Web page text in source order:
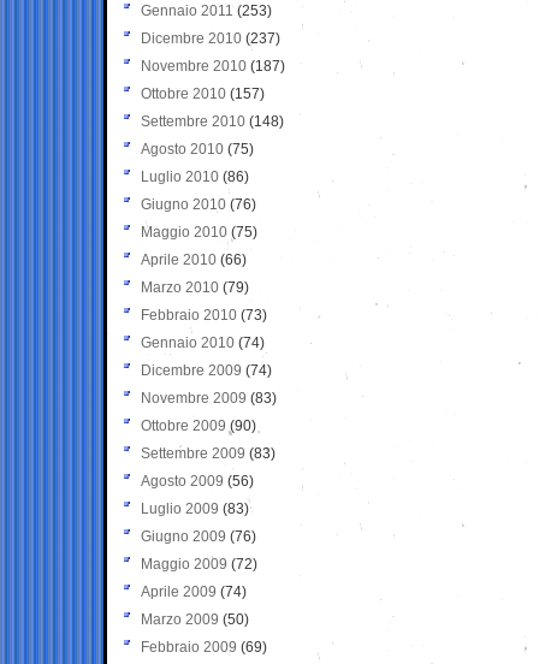
Gennaio 2011 (253)
Dicembre 2010 (237)
Novembre 2010 (187)
Ottobre 2010 (157)
Settembre 2010 (148)
Agosto 2010 (75)
Luglio 2010 (86)
Giugno 2010 (76)
Maggio 2010 (75)
Aprile 2010 (66)
Marzo 2010 (79)
Febbraio 2010 (73)
Gennaio 2010 (74)
Dicembre 2009 (74)
Novembre 2009 (83)
Ottobre 2009 (90)
Settembre 2009 (83)
Agosto 2009 (56)
Luglio 2009 (83)
Giugno 2009 (76)
Maggio 2009 (72)
Aprile 2009 (74)
Marzo 2009 (50)
Febbraio 2009 (69)